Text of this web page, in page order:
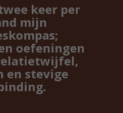
keer per
mijn
oefeningen
en stevige